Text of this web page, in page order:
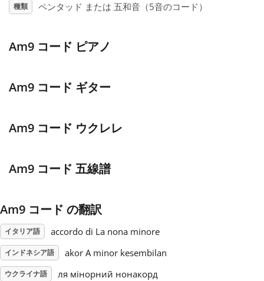
Italiano
日本語
Polski
Português
Русский
種類 ペンタッド または 五和音（5音のコード）
Am9 コード ピアノ
Am9 コード ギター
Am9 コード ウクレレ
Am9 コード 五線譜
Am9 コード の翻訳
イタリア語 accordo di La nona minore
インドネシア語 akor A minor kesembilan
ウクライナ語 ля мінорний нонакорд